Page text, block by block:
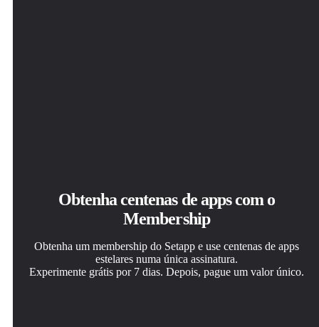
Obtenha centenas de apps com o
Membership
Obtenha um membership do Setapp e use centenas de apps
estelares numa única assinatura.
Experimente grátis por 7 dias. Depois, pague um valor único.